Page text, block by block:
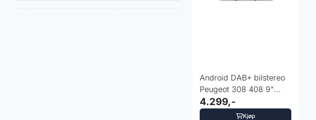
Android DAB+ bilstereo
Peugeot 308 408 9"
4GB+64GB DPS
4.299,-
Kjøp